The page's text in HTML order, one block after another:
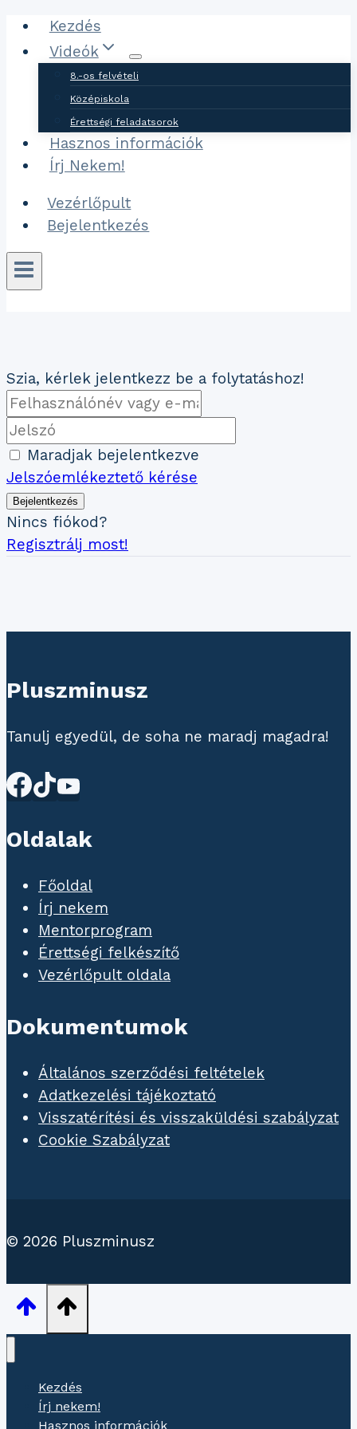
Ugrás
tartalomhoz
Kezdés
Videók
8.-os felvételi
Középiskola
Érettségi feladatsorok
Hasznos információk
Írj Nekem!
Vezérlőpult
Bejelentkezés
Szia, kérlek jelentkezz be a folytatáshoz!
Maradjak bejelentkezve
Jelszóemlékeztető kérése
Bejelentkezés
Nincs fiókod?
Regisztrálj most!
Pluszminusz
Tanulj egyedül, de soha ne maradj magadra!
Oldalak
Főoldal
Írj nekem
Mentorprogram
Érettségi felkészítő
Vezérlőpult oldala
Dokumentumok
Általános szerződési feltételek
Adatkezelési tájékoztató
Visszatérítési és visszaküldési szabályzat
Cookie Szabályzat
© 2026 Pluszminusz
Kezdés
Írj nekem!
Hasznos információk